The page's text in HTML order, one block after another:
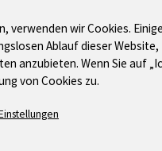
verwenden wir Cookies.
Ablauf dieser Website,
anzubieten. Wenn Sie auf
von Cookies zu.